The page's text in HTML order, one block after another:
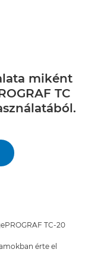
miként
TC
TC-20
érte el